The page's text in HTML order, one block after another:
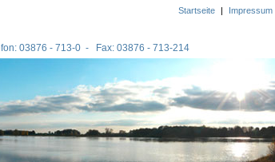
03876 - 713-0 - Fax: 03876 - 713-214
Startseite | Impressum